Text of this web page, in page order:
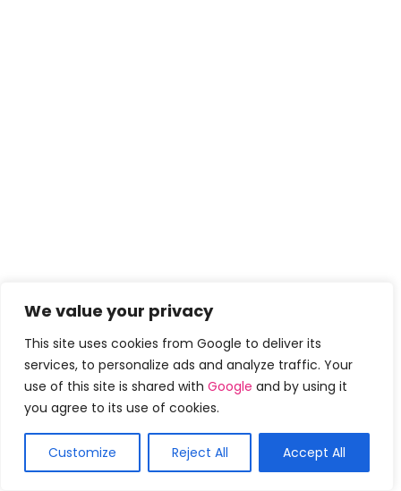
We value your privacy
This site uses cookies from Google to deliver its
services, to personalize ads and analyze traffic. Your
use of this site is shared with Google and by using it
you agree to its use of cookies.
Customize Reject All Accept All